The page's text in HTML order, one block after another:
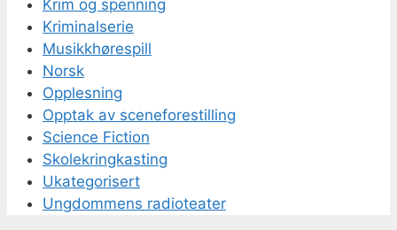
Krim og spenning
Kriminalserie
Musikkhørespill
Norsk
Opplesning
Opptak av sceneforestilling
Science Fiction
Skolekringkasting
Ukategorisert
Ungdommens radioteater